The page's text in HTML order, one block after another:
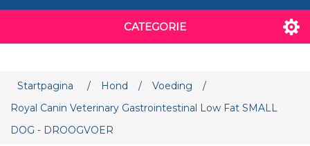
CATEGORIE
Startpagina / Hond / Voeding
/
Royal Canin Veterinary Gastrointestinal Low Fat SMALL
DOG - DROOGVOER